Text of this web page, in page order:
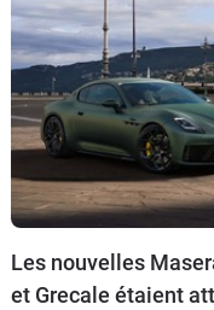
compte pourtant trois
éviction éminemment
Les nouvelles
et Grecale étaient